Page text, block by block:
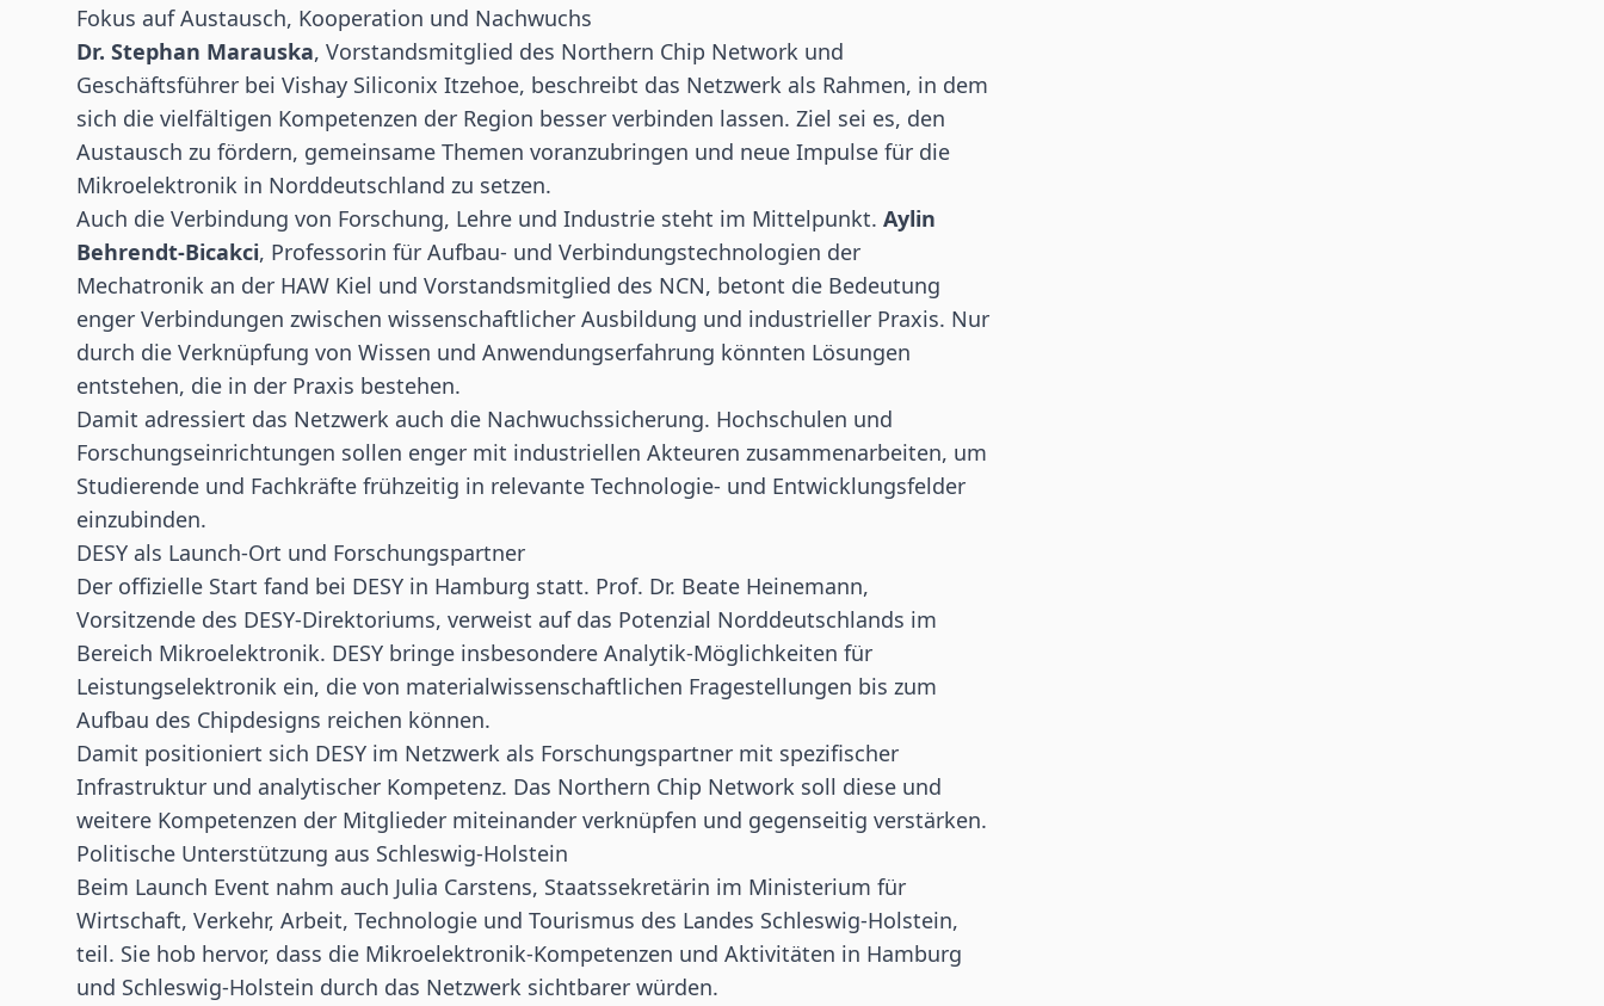
Fokus auf Austausch, Kooperation und Nachwuchs
Dr. Stephan Marauska, Vorstandsmitglied des Northern Chip Network und
Geschäftsführer bei Vishay Siliconix Itzehoe, beschreibt das Netzwerk als Rahmen, in dem
sich die vielfältigen Kompetenzen der Region besser verbinden lassen. Ziel sei es, den
Austausch zu fördern, gemeinsame Themen voranzubringen und neue Impulse für die
Mikroelektronik in Norddeutschland zu setzen.
Auch die Verbindung von Forschung, Lehre und Industrie steht im Mittelpunkt. Aylin
Behrendt-Bicakci, Professorin für Aufbau- und Verbindungstechnologien der
Mechatronik an der HAW Kiel und Vorstandsmitglied des NCN, betont die Bedeutung
enger Verbindungen zwischen wissenschaftlicher Ausbildung und industrieller Praxis. Nur
durch die Verknüpfung von Wissen und Anwendungserfahrung könnten Lösungen
entstehen, die in der Praxis bestehen.
Damit adressiert das Netzwerk auch die Nachwuchssicherung. Hochschulen und
Forschungseinrichtungen sollen enger mit industriellen Akteuren zusammenarbeiten, um
Studierende und Fachkräfte frühzeitig in relevante Technologie- und Entwicklungsfelder
einzubinden.
DESY als Launch-Ort und Forschungspartner
Der offizielle Start fand bei DESY in Hamburg statt. Prof. Dr. Beate Heinemann,
Vorsitzende des DESY-Direktoriums, verweist auf das Potenzial Norddeutschlands im
Bereich Mikroelektronik. DESY bringe insbesondere Analytik-Möglichkeiten für
Leistungselektronik ein, die von materialwissenschaftlichen Fragestellungen bis zum
Aufbau des Chipdesigns reichen können.
Damit positioniert sich DESY im Netzwerk als Forschungspartner mit spezifischer
Infrastruktur und analytischer Kompetenz. Das Northern Chip Network soll diese und
weitere Kompetenzen der Mitglieder miteinander verknüpfen und gegenseitig verstärken.
Politische Unterstützung aus Schleswig-Holstein
Beim Launch Event nahm auch Julia Carstens, Staatssekretärin im Ministerium für
Wirtschaft, Verkehr, Arbeit, Technologie und Tourismus des Landes Schleswig-Holstein,
teil. Sie hob hervor, dass die Mikroelektronik-Kompetenzen und Aktivitäten in Hamburg
und Schleswig-Holstein durch das Netzwerk sichtbarer würden.